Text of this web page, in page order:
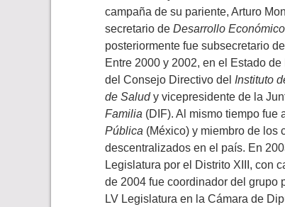
campaña de su pariente, Arturo
secretario de Desarrollo Económico
posteriormente fue subsecretario
Entre 2000 y 2002, en el Estado
del Consejo Directivo del Instituto
de Saludy vicepresidente de la
Familia (DIF). Al mismo tiempo fue
Pública (México) y miembro de los
descentralizados en el país. En
Legislatura por el Distrito XIII, con
de 2004 fue coordinador del grupo
LV Legislatura en la Cámara de